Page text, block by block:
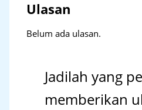
Ulasan
Belum ada ulasan.
Jadilah yang
memberikan